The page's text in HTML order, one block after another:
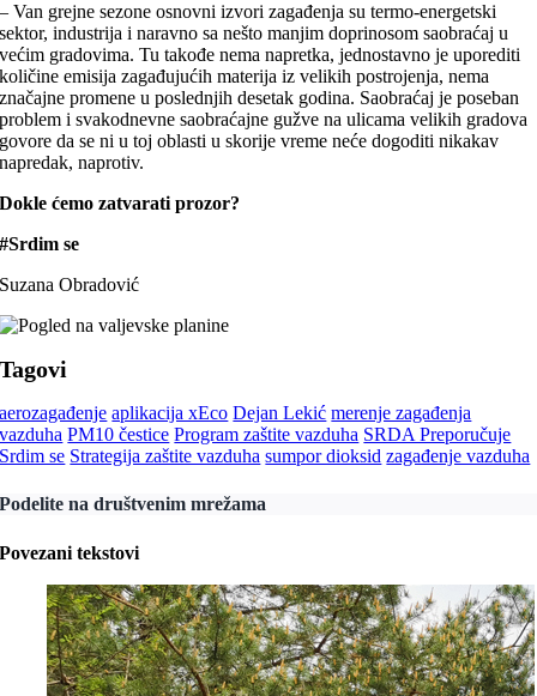
– Van grejne sezone osnovni izvori zagađenja su termo-energetski
sektor, industrija i naravno sa nešto manjim doprinosom saobraćaj u
većim gradovima. Tu takođe nema napretka, jednostavno je uporediti
količine emisija zagađujućih materija iz velikih postrojenja, nema
značajne promene u poslednjih desetak godina. Saobraćaj je poseban
problem i svakodnevne saobraćajne gužve na ulicama velikih gradova
govore da se ni u toj oblasti u skorije vreme neće dogoditi nikakav
napredak, naprotiv.
Dokle ćemo zatvarati prozor?
#Srdim se
Suzana Obradović
Tagovi
aerozagađenje aplikacija xEco Dejan Lekić merenje zagađenja
vazduha PM10 čestice Program zaštite vazduha SRDA Preporučuje
Srdim se Strategija zaštite vazduha sumpor dioksid zagađenje vazduha
Podelite na društvenim mrežama
Povezani tekstovi